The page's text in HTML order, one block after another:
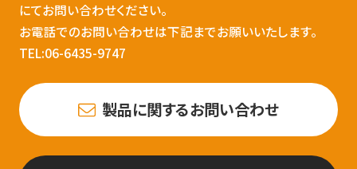
にてお問い合わせください。
お電話でのお問い合わせは下記までお願いいたします。
TEL:06-6435-9747
製品に関するお問い合わせ